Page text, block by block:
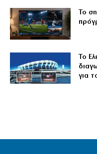
Το
Το
για